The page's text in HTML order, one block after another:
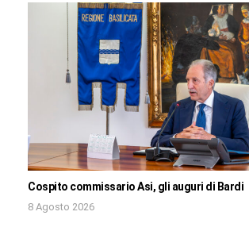
Cospito commissario Asi, gli auguri di Bardi
8 Agosto 2026